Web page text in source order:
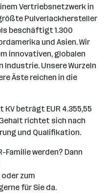
Vertriebsnetzwerk in
Pulverlackhersteller
beschäftigt 1.300
und Asien. Wir
innovativen, globalen
Industrie. Unsere Wurzeln
Äste reichen in die
beträgt EUR 4.355,55
richtet sich nach
und Qualifikation.
Familie werden? Dann
oder zum
für Sie da.